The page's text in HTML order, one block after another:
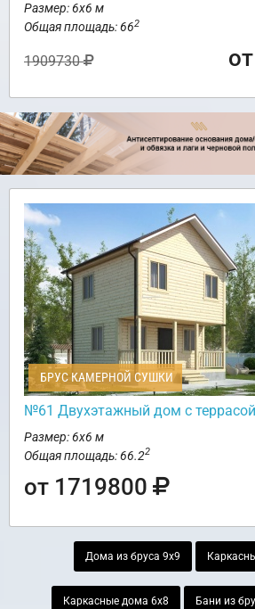
Размер: 6х6 м
Общая площадь: 662
1909730
БРУС КАМЕРНОЙ СУШКИ
№61 Двухэтажный дом с
Размер: 6х6 м
Общая площадь: 66.22
от 1719800
Дома из бруса 9х9
Каркасные дома 6х8 Бани из